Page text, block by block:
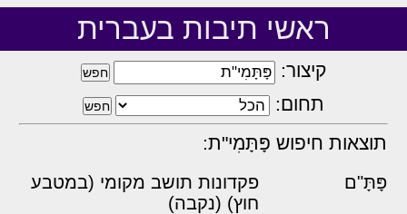
ראשי תיבות בעברית
קיצור:
תחום:
תוצאות חיפוש פָּתָּמִי"ת:
פָּתָּ"ם
פקדונות תושב מקומי (במטבע
חוץ) (נקבה)